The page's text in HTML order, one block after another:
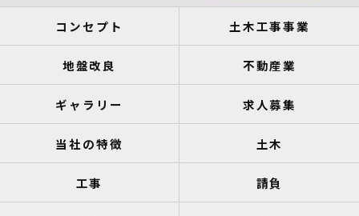
コンセプト 土木工事事業
地盤改良 不動産業
ギャラリー 求人募集
当社の特徴 土木
工事 請負